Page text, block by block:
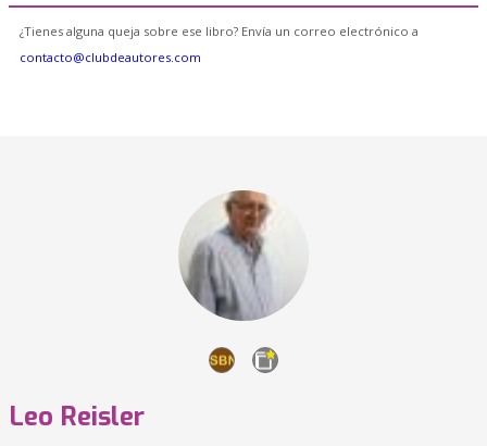
¿Tienes alguna queja sobre ese libro? Envía un correo electrónico a
contacto@clubdeautores.com
Leo Reisler